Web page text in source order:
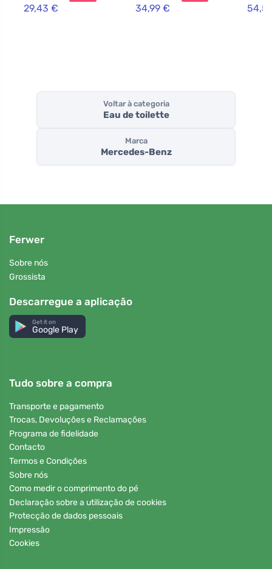
29,43 € 34,99 €
Voltar à categoria
Eau de toilette
Marca
Mercedes-Benz
Ferwer
Sobre nós
Grossista
Descarregue a aplicação
Get it on
Google Play
Tudo sobre a compra
Transporte e pagamento
Trocas, Devoluções e Reclamações
Programa de fidelidade
Contacto
Termos e Condições
Sobre nós
Como medir o comprimento do pé
Declaração sobre a utilização de cookies
Protecção de dados pessoais
Impressão
Cookies